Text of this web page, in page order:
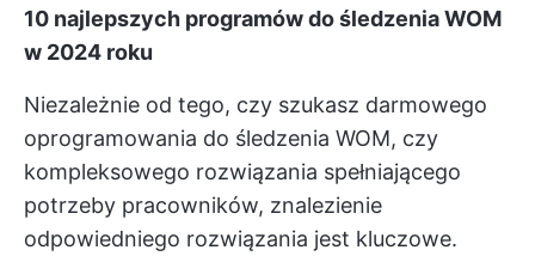
10 najlepszych programów do śledzenia WOM
w 2024 roku
Niezależnie od tego, czy szukasz darmowego
oprogramowania do śledzenia WOM, czy
kompleksowego rozwiązania spełniającego
potrzeby pracowników, znalezienie
odpowiedniego rozwiązania jest kluczowe.